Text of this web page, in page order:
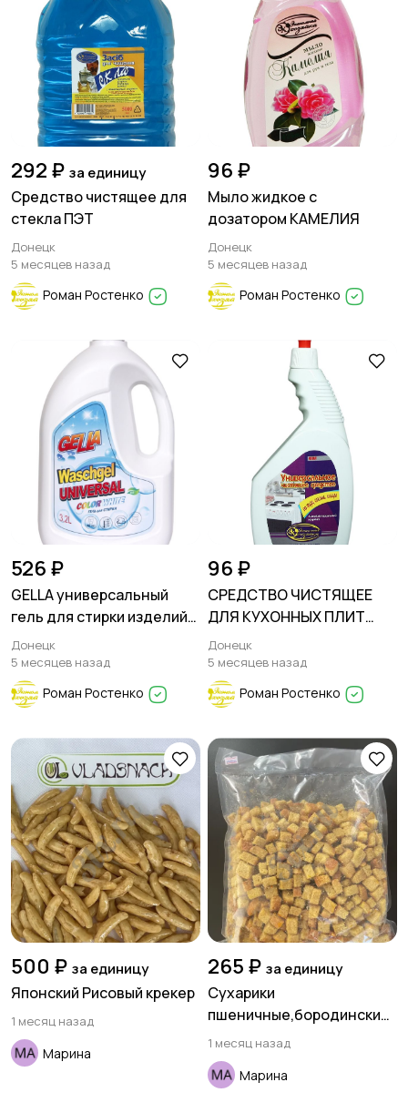
292 ₽ за единицу
Средство чистящее для
стекла ПЭТ
Донецк
5 месяцев назад
Роман Ростенко
96 ₽
Мыло жидкое с
дозатором КАМЕЛИЯ
Донецк
5 месяцев назад
Роман Ростенко
526 ₽
GELLA универсальный
гель для стирки изделий
из белых и светлых
тканей
Донецк
5 месяцев назад
Роман Ростенко
96 ₽
СРЕДСТВО ЧИСТЯЩЕЕ
ДЛЯ КУХОННЫХ ПЛИТ
серия "ЭКОНОМНАЯ
ХОЗЯЙКА"
Донецк
5 месяцев назад
Роман Ростенко
500 ₽ за единицу
Японский Рисовый крекер
1 месяц назад
Марина
265 ₽ за единицу
Сухарики
пшеничные,бородинские
со вкусом чеснока
1 месяц назад
Марина